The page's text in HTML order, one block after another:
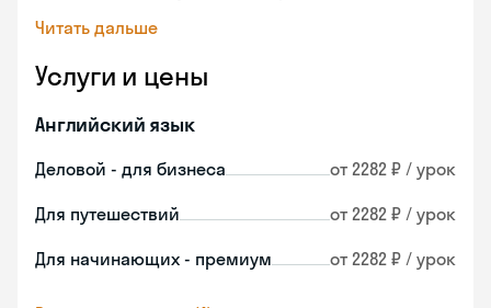
Читать дальше
Услуги и цены
Английский язык
Деловой - для бизнеса от 2282 ₽ / урок
Для путешествий от 2282 ₽ / урок
Для начинающих - премиум от 2282 ₽ / урок